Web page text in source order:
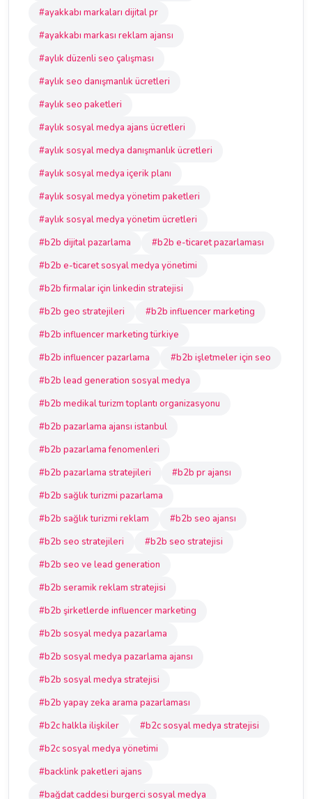
#ayakkabı markaları dijital pr
#ayakkabı markası reklam ajansı
#aylık düzenli seo çalışması
#aylık seo danışmanlık ücretleri
#aylık seo paketleri
#aylık sosyal medya ajans ücretleri
#aylık sosyal medya danışmanlık ücretleri
#aylık sosyal medya içerik planı
#aylık sosyal medya yönetim paketleri
#aylık sosyal medya yönetim ücretleri
#b2b dijital pazarlama
#b2b e-ticaret pazarlaması
#b2b e-ticaret sosyal medya yönetimi
#b2b firmalar için linkedin stratejisi
#b2b geo stratejileri
#b2b influencer marketing
#b2b influencer marketing türkiye
#b2b influencer pazarlama
#b2b işletmeler için seo
#b2b lead generation sosyal medya
#b2b medikal turizm toplantı organizasyonu
#b2b pazarlama ajansı istanbul
#b2b pazarlama fenomenleri
#b2b pazarlama stratejileri
#b2b pr ajansı
#b2b sağlık turizmi pazarlama
#b2b sağlık turizmi reklam
#b2b seo ajansı
#b2b seo stratejileri
#b2b seo stratejisi
#b2b seo ve lead generation
#b2b seramik reklam stratejisi
#b2b şirketlerde influencer marketing
#b2b sosyal medya pazarlama
#b2b sosyal medya pazarlama ajansı
#b2b sosyal medya stratejisi
#b2b yapay zeka arama pazarlaması
#b2c halkla ilişkiler
#b2c sosyal medya stratejisi
#b2c sosyal medya yönetimi
#backlink paketleri ajans
#bağdat caddesi burgerci sosyal medya